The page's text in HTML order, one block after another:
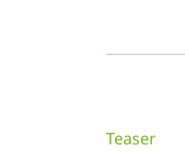
Teaser